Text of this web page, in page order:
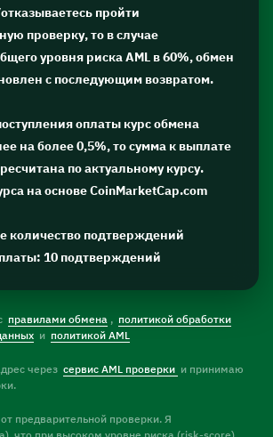
пройти
проверку, то в случае
уровня риска AML в 60%, обмен
с последующим возвратом.
оплаты курс обмена
на более 0,5%, то сумма к выплате
по актуальному курсу.
на основе CoinMarketCap.com
количество подтверждений
10 подтверждений
правилами обмена , политикой обработки
и политикой AML
через сервис AML проверки и принимаю
предварительной проверки. Я